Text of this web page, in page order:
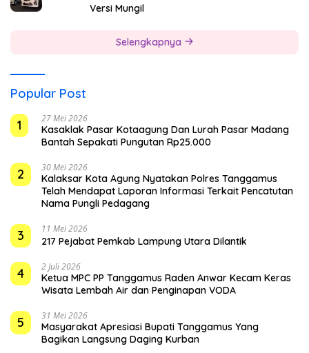
Versi Mungil
Selengkapnya
Popular Post
1
27 Mei 2026
Kasaklak Pasar Kotaagung Dan Lurah Pasar Madang
Bantah Sepakati Pungutan Rp25.000
2 30 Mei 2026
Kalaksar Kota Agung Nyatakan Polres Tanggamus
Telah Mendapat Laporan Informasi Terkait Pencatutan
Nama Pungli Pedagang
3 11 Mei 2026
217 Pejabat Pemkab Lampung Utara Dilantik
4 2 Juli 2026
Ketua MPC PP Tanggamus Raden Anwar Kecam Keras
Wisata Lembah Air dan Penginapan VODA
5 31 Mei 2026
Masyarakat Apresiasi Bupati Tanggamus Yang
Bagikan Langsung Daging Kurban